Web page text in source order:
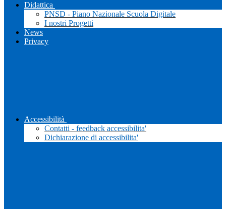
Didattica
PNSD - Piano Nazionale Scuola Digitale
I nostri Progetti
News
Privacy
Accessibilità
Contatti - feedback accessibilita'
Dichiarazione di accessibilita'